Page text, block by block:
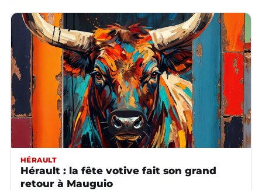
HÉRAULT
Hérault : la fête votive fait son grand
retour à Mauguio